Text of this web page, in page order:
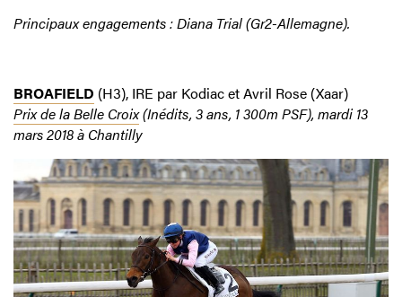
Principaux engagements : Diana Trial (Gr2-Allemagne).
BROAFIELD (H3), IRE par Kodiac et Avril Rose (Xaar)
Prix de la Belle Croix(Inédits, 3 ans, 1 300m PSF), mardi 13
mars 2018 à Chantilly